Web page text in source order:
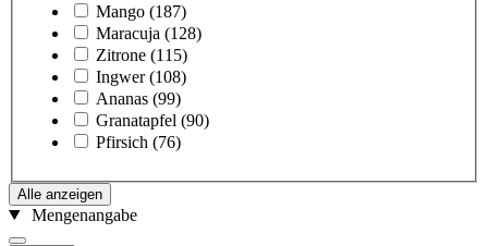
Mango (187)
Maracuja (128)
Zitrone (115)
Ingwer (108)
Ananas (99)
Granatapfel (90)
Pfirsich (76)
Alle anzeigen
Mengenangabe